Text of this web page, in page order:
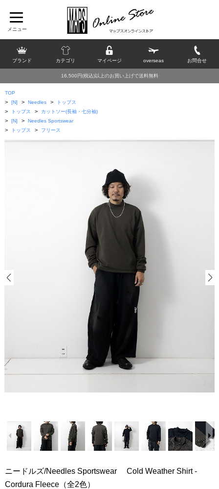
ブランド カテゴリ マイページ overseas お問合せ
16,500円(税込)以上のお買い上げで送料無料
TOP
> [N] > Needles > トップス
> トップス > カットソー(長袖・七分袖)
> [N] > Needles Sportswear
> トップス > フリース
ニードルズ/Needles Sportswear Cold Weather Shirt -
Cordura Fleece（全2色）